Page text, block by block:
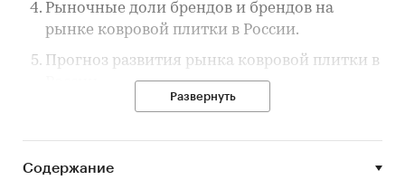
Рыночные доли брендов и брендов на
рынке ковровой плитки в России.
Прогноз развития рынка ковровой плитки в
Основные события, тенденции и
Развернуть
Содержание